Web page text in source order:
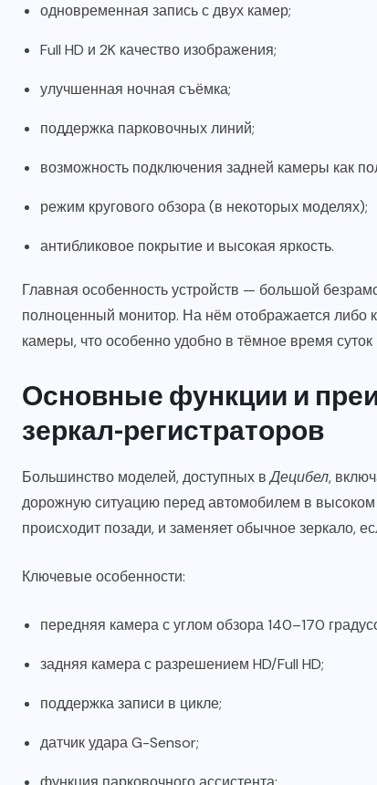
одновременная запись с двух камер;
Full HD и 2K качество изображения;
улучшенная ночная съёмка;
поддержка парковочных линий;
возможность подключения задней камеры как
режим кругового обзора (в некоторых моделях);
антибликовое покрытие и высокая яркость.
Главная особенность устройств — большой
полноценный монитор. На нём отображается либо
камеры, что особенно удобно в тёмное время
Основные функции и
зеркал-регистраторов
Большинство моделей, доступных вДецибел,
дорожную ситуацию перед автомобилем в высоком
происходит позади, и заменяет обычное зеркало,
Ключевые особенности:
передняя камера с углом обзора 140–170
задняя камера с разрешением HD/Full HD;
поддержка записи в цикле;
датчик удара G-Sensor;